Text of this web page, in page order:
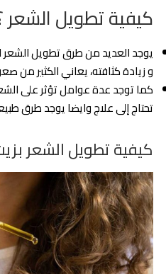
كيفية تطويل الشعر
يوجد العديد من طرق تطويل
و زيادة كثافته، يعاني الكثير من
كما توجد عدة عوامل تؤثر على
تحتاج إلى علاج وايضا يوجد طرق
كيفية تطويل الشعر